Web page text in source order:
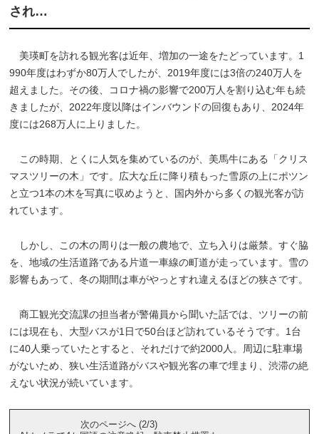
され…
美瑛町を訪れる観光客は近年、増加の一途をたどっています。1
990年度はわずか80万人でしたが、2019年度には3倍の240万人を
超えました。その後、コロナ禍の影響で200万人を割り込む年も続
きましたが、2022年度以降はインバウンドの回復もあり、2024年
度には268万人に上りました。
この時期、とくに人気を集めているのが、美馬牛にある「クリス
マスツリーの木」です。広大な丘に降り積もった雪原の上にポツン
と立つ1本の木を写真に収めようと、国内外から多くの観光客が訪
れています。
しかし、この木の周りは一般の農地で、立ち入りは厳禁。すぐ脇
を、地域の生活道路である片道一車線の町道が走っています。雪の
影響もあって、冬の期間は車がやっとすれ違えるほどの狭さです。
商工観光交流課の担当者が警備員から聞いた話では、ツリーの前
には現在も、大型バスが1日で50台ほど訪れているそうです。1台
に40人乗っていたとすると、それだけで約2000人。周辺に駐車場
がないため、狭い生活道路がバスや観光客の車で埋まり、渋滞の絶
えない状況が続いています。
次のページへ (2/3)